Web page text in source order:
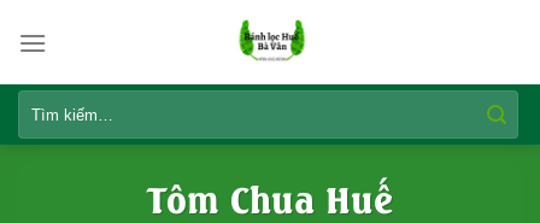
kiếm:
Tôm Chua Huế